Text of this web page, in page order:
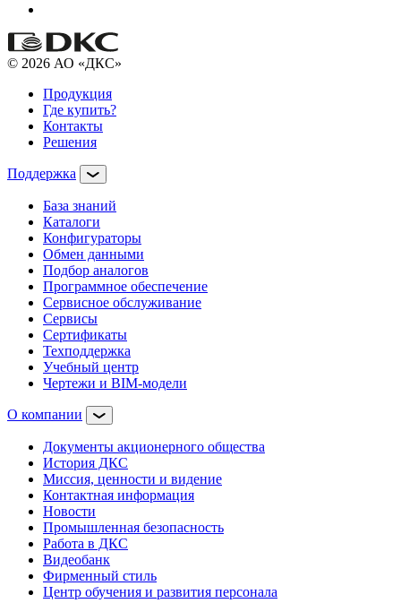
© 2026 АО «ДКС»
Продукция
Где купить?
Контакты
Решения
Поддержка
База знаний
Каталоги
Конфигураторы
Обмен данными
Подбор аналогов
Программное обеспечение
Сервисное обслуживание
Сервисы
Сертификаты
Техподдержка
Учебный центр
Чертежи и BIM-модели
О компании
Документы акционерного общества
История ДКС
Миссия, ценности и видение
Контактная информация
Новости
Промышленная безопасность
Работа в ДКС
Видеобанк
Фирменный стиль
Центр обучения и развития персонала